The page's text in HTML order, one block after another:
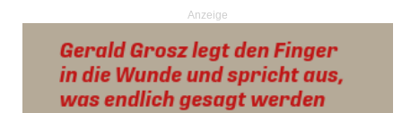
Anzeige